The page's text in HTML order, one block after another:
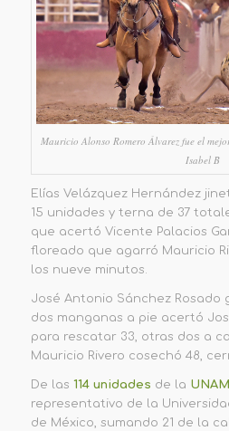
Mauricio Alonso Romero Álvarez fue el
Isabel B
Elías Velázquez Hernández
15 unidades y terna de 37
que acertó Vicente Palacios
floreado que agarró Mauricio
los nueve minutos.
José Antonio Sánchez Rosado
dos manganas a pie acertó
para rescatar 33, otras dos a
Mauricio Rivero cosechó 48,
De las 114 unidades de la
representativo de la
de México, sumando 21 de la